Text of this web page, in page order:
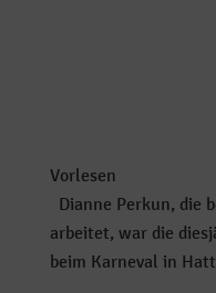
Vorlesen
Dianne Perkun, die
arbeitet, war die
beim Karneval in